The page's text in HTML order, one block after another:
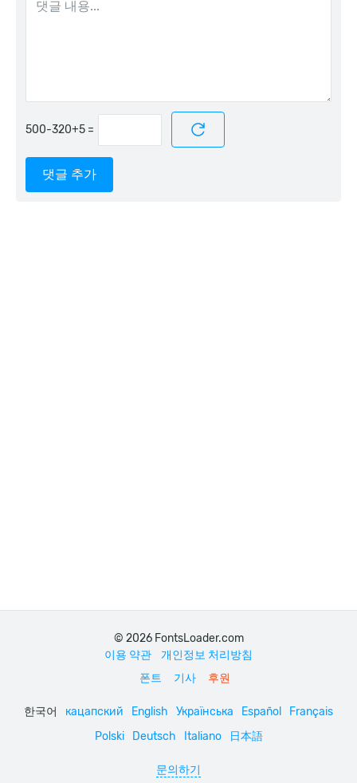
=
댓글 추가
© 2026 FontsLoader.com
이용 약관
개인정보 처리방침
폰트
기사 후원
한국어 кацапский English Українська Español
Français
Polski
Deutsch Italiano 日本語
문의하기